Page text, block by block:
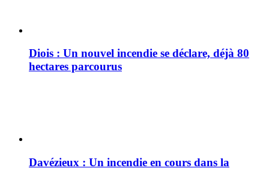
Diois : Un nouvel incendie se déclare, déjà 80
hectares parcourus
Davézieux : Un incendie en cours dans la